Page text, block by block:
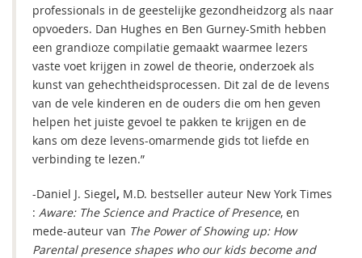
professionals in de geestelijke gezondheidzorg als naar
opvoeders. Dan Hughes en Ben Gurney-Smith hebben
een grandioze compilatie gemaakt waarmee lezers
vaste voet krijgen in zowel de theorie, onderzoek als
kunst van gehechtheidsprocessen. Dit zal de de levens
van de vele kinderen en de ouders die om hen geven
helpen het juiste gevoel te pakken te krijgen en de
kans om deze levens-omarmende gids tot liefde en
verbinding te lezen.”
-Daniel J. Siegel, M.D. bestseller auteur New York Times
: Aware: The Science and Practice of Presence, en
mede-auteur van The Power of Showing up: How
Parental presence shapes who our kids become and